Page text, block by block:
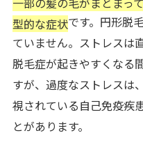
型的な症状です。円形脱
ていません。ストレスは
脱毛症が起きやすくなる
すが、過度なストレスは
視されている自己免疫疾
とがあります。